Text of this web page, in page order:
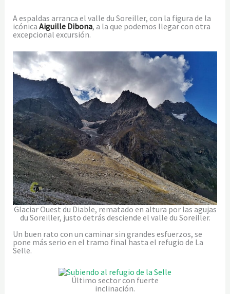
A espaldas arranca el valle du Soreiller, con la figura de la
icónica Aiguille Dibona, a la que podemos llegar con otra
excepcional excursión.
Glaciar Ouest du Diable, rematado en altura por las agujas
du Soreiller, justo detrás desciende el valle du Soreiller.
Un buen rato con un caminar sin grandes esfuerzos, se
pone más serio en el tramo final hasta el refugio de La
Selle.
Último sector con fuerte
inclinación.